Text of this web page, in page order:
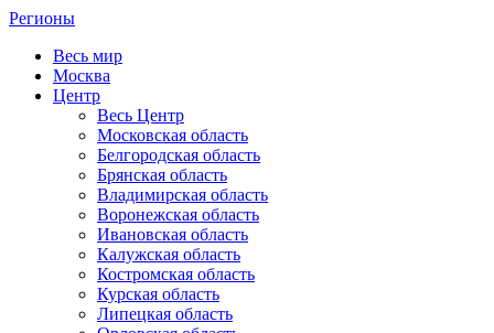
Регионы
Весь мир
Москва
Центр
Весь Центр
Московская область
Белгородская область
Брянская область
Владимирская область
Воронежская область
Ивановская область
Калужская область
Костромская область
Курская область
Липецкая область